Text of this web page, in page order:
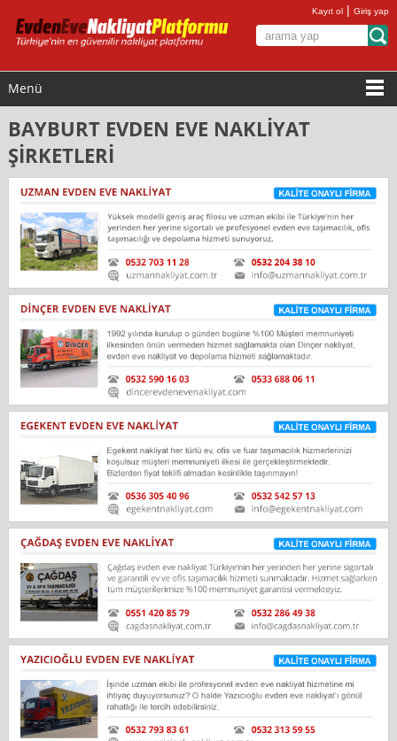
Kayıt ol |Giriş yap
Menü
BAYBURT EVDEN EVE NAKLİYAT
ŞİRKETLERİ